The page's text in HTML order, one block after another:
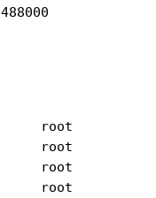
root
root
root
root